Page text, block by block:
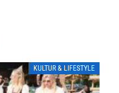
KULTUR & LIFESTYLE